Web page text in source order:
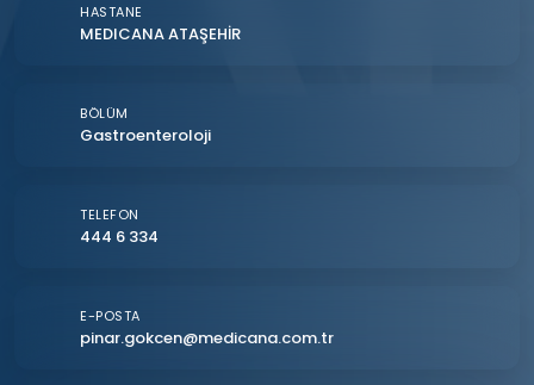
HASTANE
MEDICANA ATAŞEHİR
BÖLÜM
Gastroenteroloji
TELEFON
444 6 334
E-POSTA
pinar.gokcen@medicana.com.tr